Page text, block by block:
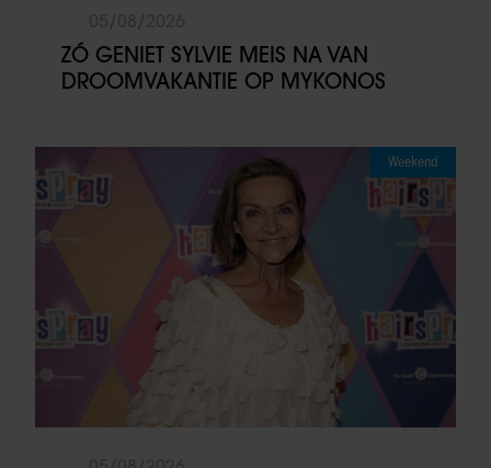
ZÓ GENIET SYLVIE MEIS NA VAN
DROOMVAKANTIE OP MYKONOS
Weekend